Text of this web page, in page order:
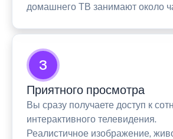
домашнего ТВ занимают около
3
Приятного просмотра
Вы сразу получаете доступ к
интерактивного телевидения.
Реалистичное изображение,